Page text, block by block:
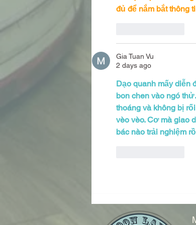
đủ để nắm bắt thông
Gia Tuan Vu
2 days ago
Dạo quanh mấy diễn
bon chen vào ngó
thoáng và không bị
vèo vèo. Cơ mà giao
bác nào trải nghiệm